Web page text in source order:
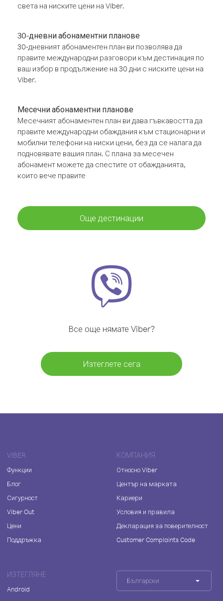
света на ниските цени на Viber.
30-дневни абонаментни планове
30-дневният абонаментен план ви позволява да
правите международни разговори към дестинация по
ваш избор в продължение на 30 дни с ниските цени на
Viber.
Месечни абонаментни планове
Месечният абонаментен план ви дава гъвкавостта да
правите международни обаждания към стационарни и
мобилни телефони на ниски цени, без да се налага да
подновявате вашия план. С плана за месечен
абонамент можете да спестите от обажданията,
които вече правите
Още дестинации
Все още нямате Viber?
Изтеглете сега
VIBER
Функции
Блог
Сигурност
Viber Out
Цени
Поддръжка
КОМПАНИЯ
Относно Viber
Център на марката
Кариери
Условия и правила
Декларация за поверителност
Customer Complaints Code
ИЗТЕГЛЯНЕ
Android
Български